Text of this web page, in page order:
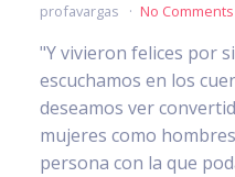
profavargas No Comments
"Y vivieron felices por
escuchamos en los
deseamos ver
mujeres como
persona con la que